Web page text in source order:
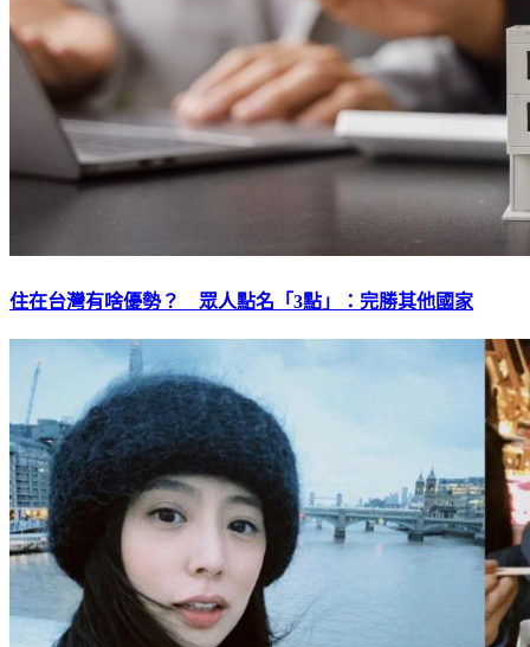
住在台灣有啥優勢？ 眾人點名「3點」：完勝其他國家